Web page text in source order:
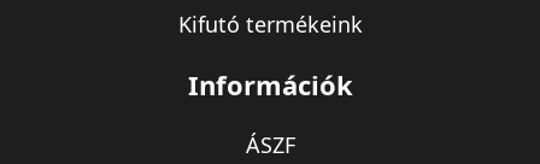
Kifutó termékeink
Információk
ÁSZF